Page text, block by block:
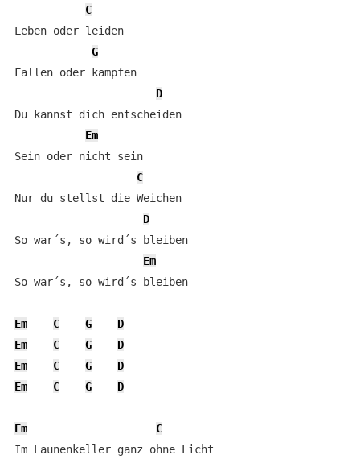
C
Leben oder leiden
G
Fallen oder kämpfen
D
Du kannst dich entscheiden
Em
Sein oder nicht sein
C
Nur du stellst die Weichen
D
So war´s, so wird´s bleiben
Em
So war´s, so wird´s bleiben
Em C G
D
Em
C G
D
Em
C G
D
Em
C G D
Em
C
Im Launenkeller ganz ohne Licht